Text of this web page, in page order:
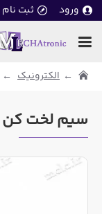
ورود ثبت نام
الکترونیک
سیم لخت کن PROSKIT 608-369A تایوانی